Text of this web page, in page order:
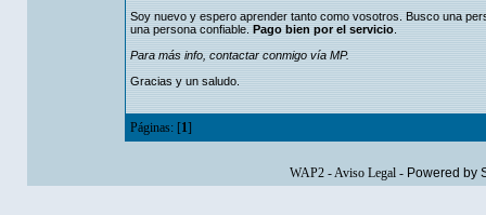
Soy nuevo y espero aprender tanto como vosotros. Busco una
una persona confiable. Pago bien por el servicio.
Para más info, contactar conmigo vía MP.
Gracias y un saludo.
Páginas: [1]
WAP2-Aviso Legal- Powered by